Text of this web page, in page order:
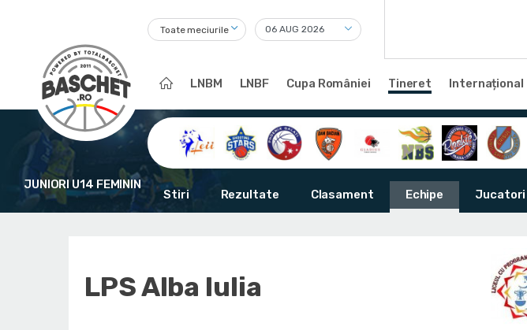
Toate meciurile
LNBM LNBF Cupa României Tineret Internațional
JUNIORI U14 FEMININ
Stiri Rezultate Clasament Echipe Jucatori
LPS Alba Iulia